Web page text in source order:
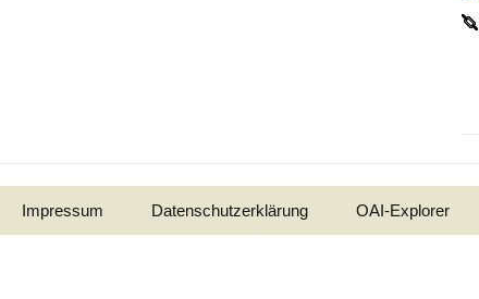
Impressum Datenschutzerklärung OAI-Explorer